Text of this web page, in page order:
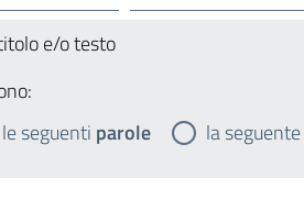
e/o testo
le seguenti parole la seguente